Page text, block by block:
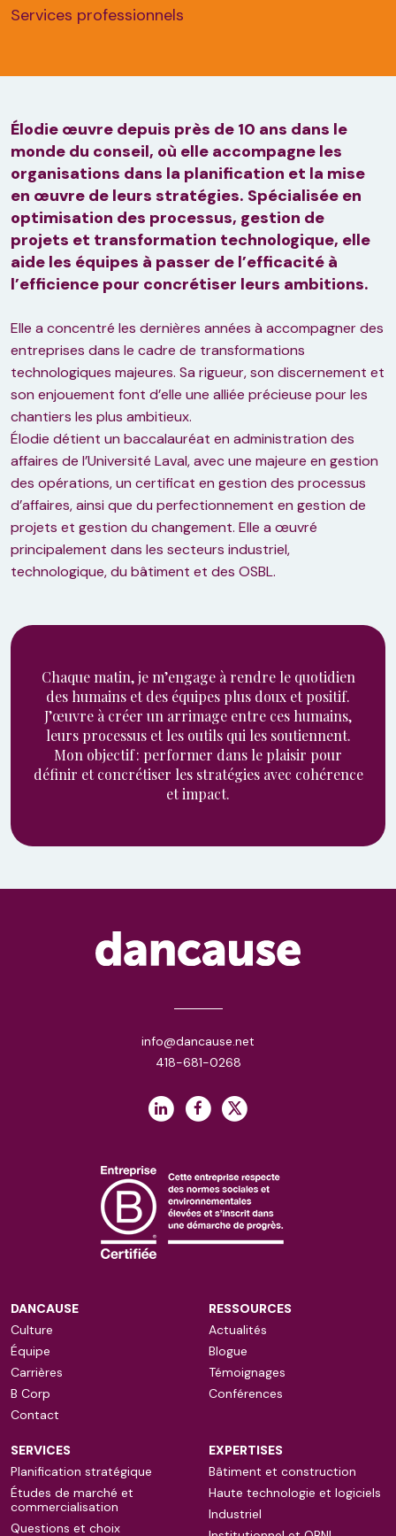
Services professionnels
Élodie œuvre depuis près de 10 ans dans le
monde du conseil, où elle accompagne les
organisations dans la planification et la mise
en œuvre de leurs stratégies. Spécialisée en
optimisation des processus, gestion de
projets et transformation technologique, elle
aide les équipes à passer de l’efficacité à
l’efficience pour concrétiser leurs ambitions.
Elle a concentré les dernières années à accompagner des
entreprises dans le cadre de transformations
technologiques majeures. Sa rigueur, son discernement et
son enjouement font d’elle une alliée précieuse pour les
chantiers les plus ambitieux.
Élodie détient un baccalauréat en administration des
affaires de l’Université Laval, avec une majeure en gestion
des opérations, un certificat en gestion des processus
d’affaires, ainsi que du perfectionnement en gestion de
projets et gestion du changement. Elle a œuvré
principalement dans les secteurs industriel,
technologique, du bâtiment et des OSBL.
Chaque matin, je m’engage à rendre le quotidien
des humains et des équipes plus doux et positif.
J’œuvre à créer un arrimage entre ces humains,
leurs processus et les outils qui les soutiennent.
Mon objectif : performer dans le plaisir pour
définir et concrétiser les stratégies avec cohérence
et impact.
info@dancause.net
418-681-0268
DANCAUSE
Culture
Équipe
Carrières
B Corp
Contact
RESSOURCES
Actualités
Blogue
Témoignages
Conférences
SERVICES
Planification stratégique
Études de marché et
commercialisation
Questions et choix
EXPERTISES
Bâtiment et construction
Haute technologie et logiciels
Industriel